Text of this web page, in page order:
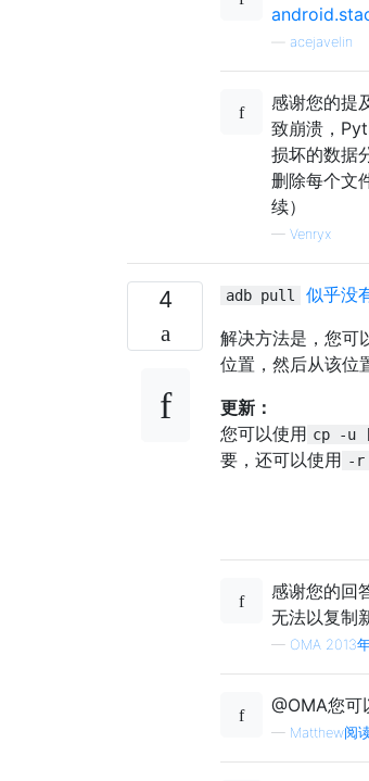
acejavelin
感谢您的提
致崩溃，
损坏的数据
删除每个文
续）
— Venryx
4 adb pull 似乎没
解决方法是，您可
位置，然后从该位
更新：
您可以使用 cp -u
要，还可以使用 -r
感谢您的回
无法以复制
— OMA 2013
@OMA您可
— Matthew阅